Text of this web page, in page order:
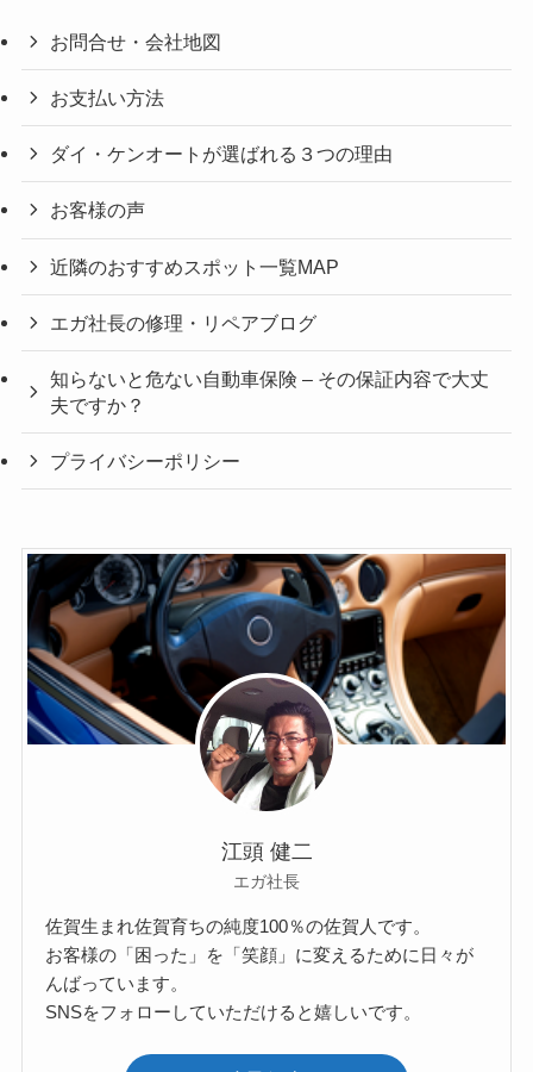
お問合せ・会社地図
お支払い方法
ダイ・ケンオートが選ばれる３つの理由
お客様の声
近隣のおすすめスポット一覧MAP
エガ社長の修理・リペアブログ
知らないと危ない自動車保険 – その保証内容で大丈
夫ですか？
プライバシーポリシー
江頭 健二
エガ社長
佐賀生まれ佐賀育ちの純度100％の佐賀人です。
お客様の「困った」を「笑顔」に変えるために日々が
んばっています。
SNSをフォローしていただけると嬉しいです。